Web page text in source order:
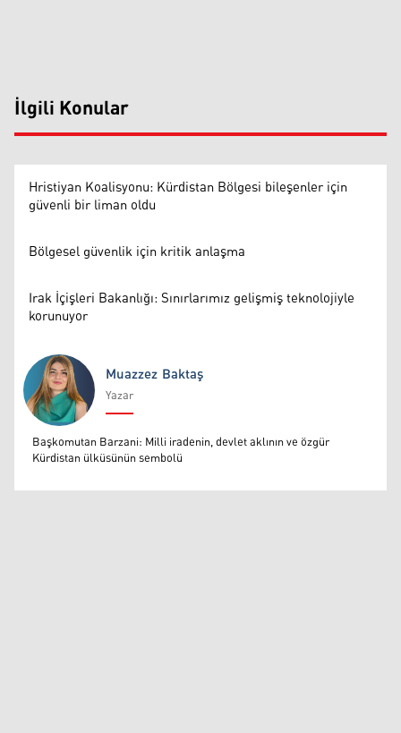
İlgili Konular
Hristiyan Koalisyonu: Kürdistan Bölgesi bileşenler için
güvenli bir liman oldu
Bölgesel güvenlik için kritik anlaşma
Irak İçişleri Bakanlığı: Sınırlarımız gelişmiş teknolojiyle
korunuyor
Muazzez Baktaş
Muazzez Baktaş
Yazar
Başkomutan Barzani: Milli iradenin, devlet aklının ve özgür
Kürdistan ülküsünün sembolü